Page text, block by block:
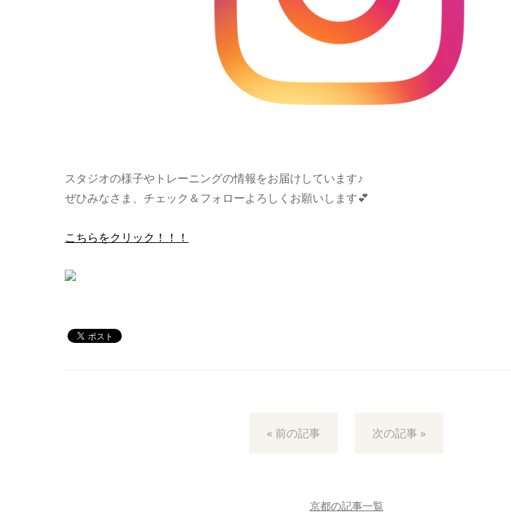
スタジオの様子やトレーニングの情報をお届けしています♪
ぜひみなさま、チェック＆フォローよろしくお願いします💕
こちらをクリック！！！
« 前の記事 次の記事 »
京都の記事一覧